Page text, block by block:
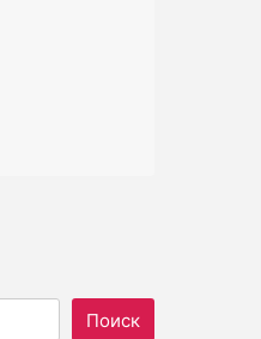
Поиск